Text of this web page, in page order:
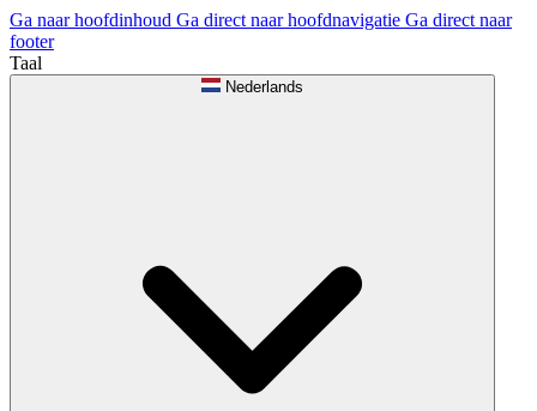
Ga naar hoofdinhoud Ga direct naar hoofdnavigatie Ga direct naar
footer
Taal
Nederlands